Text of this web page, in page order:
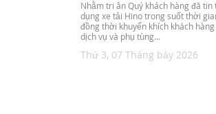
Nhằm tri ân Quý khách hàng đã
dụng xe tải Hino trong suốt thời
đồng thời khuyến khích khách
dịch vụ và phụ tùng...
Thứ 3, 07 Tháng bảy 2026